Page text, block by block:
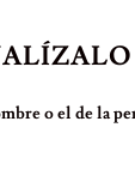
o el de la